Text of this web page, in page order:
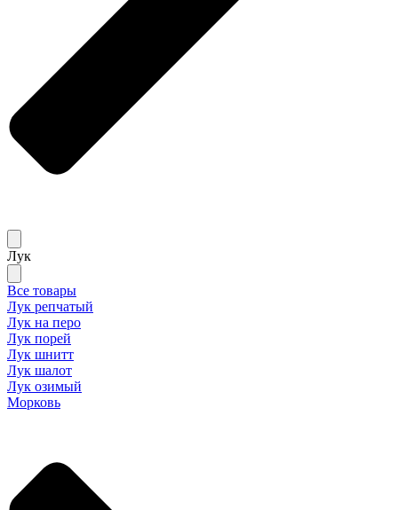
Лук
Все товары
Лук репчатый
Лук на перо
Лук порей
Лук шнитт
Лук шалот
Лук озимый
Морковь